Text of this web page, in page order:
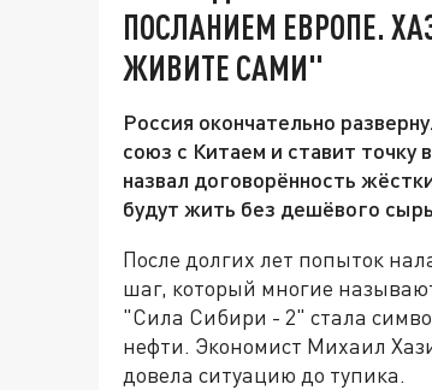
ПОСЛАНИЕМ ЕВРОПЕ.
ЖИВИТЕ САМИ"
Россия окончательно
союз с Китаем и ставит точку
назвал договорённость
будут жить без дешёвого
После долгих лет попыток
шаг, который многие
"Сила Сибири - 2" стала
нефти. Экономист Михаил
довела ситуацию до тупика.